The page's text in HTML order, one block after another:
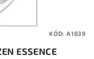
ESSENCE
KÓD: A1839